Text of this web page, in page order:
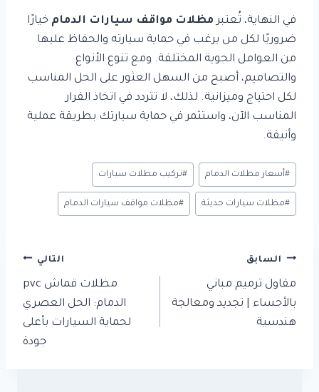
في النهاية، تُعتبر مظلات مواقف سيارات الدمام خيارًا
ضروريًا لكل من يرغب في حماية سيارته والحفاظ عليها
من العوامل الجوية المختلفة. ومع تنوع الأنواع
والتصاميم، أصبح من السهل العثور على الحل المناسب
لكل احتياج وميزانية. لذلك، لا تتردد في اتخاذ القرار
المناسب الآن، واستثمر في حماية سيارتك بطريقة عملية
وأنيقة.
وسوم
المقال:
#أسعار مظلات الدمام #تركيب مظلات سيارات
#مظلات سيارات حديثة #مظلات مواقف سيارات الدمام
تصفّح
المقالات
السابق
مقاول ترميم مباني
بالأحساء | تجديد ومعالجة
هندسية
التالي
مظلات قماش pvc
الدمام: الحل العصري
لحماية السيارات بأعلى
جودة